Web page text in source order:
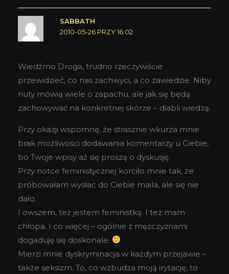
SABBATH
2010-05-26 PRZY 16:02
Wiedźmo Droga, trudno rzeczywiście
przewidzieć, co nas zachwyci, a co zawiedzie. Niby
nuty mówią wiele o zapachu, ale jak się będą
zachowywać na konkretnej skórze – diabli wiedzą.
Przy okazji wspomnę, że strasznie wkurza mnie
brak możliwości dodawania komentarzy u Ciebie,
bo Twoje wpisy aż się proszą o dyskusję.
Przy notce feministycznej korciło mnie tak, że
próbowałam wysłac do Ciebie maila, ale się nie
dało.
I owszem, też jestem feministką. I tez mam
chłopa. I co więcej – ogólnie z męzczyznami
dogaduję się doskonale.
Mierzi mnie dyskryminacja w każdym przejawie –
także seksizm. To, co wzbudza moją irytację, to